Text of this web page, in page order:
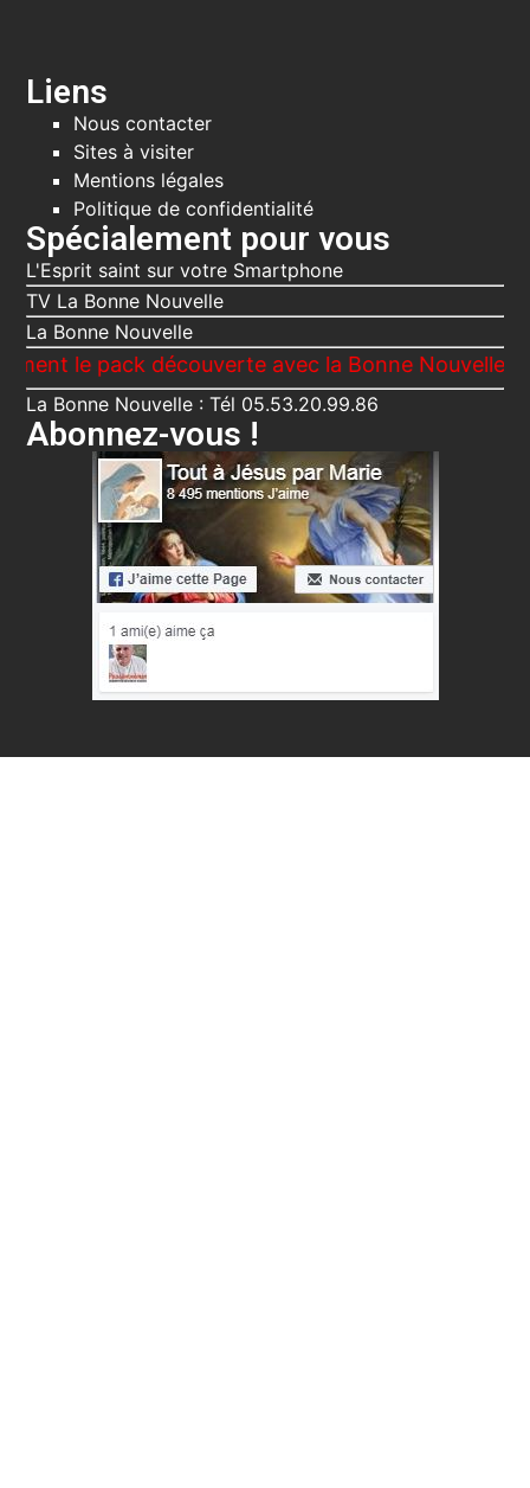
Liens
Nous contacter
Sites à visiter
Mentions légales
Politique de confidentialité
Spécialement pour vous
L'Esprit saint sur votre Smartphone
TV La Bonne Nouvelle
La Bonne Nouvelle
pack découverte avec la Bonne Nouvelle, Le
La Bonne Nouvelle : Tél 05.53.20.99.86
Abonnez-vous !